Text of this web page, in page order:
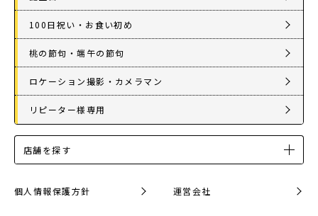
100日祝い・お食い初め
桃の節句・端午の節句
ロケーション撮影・カメラマン
リピーター様専用
店舗を探す
個人情報保護方針 運営会社